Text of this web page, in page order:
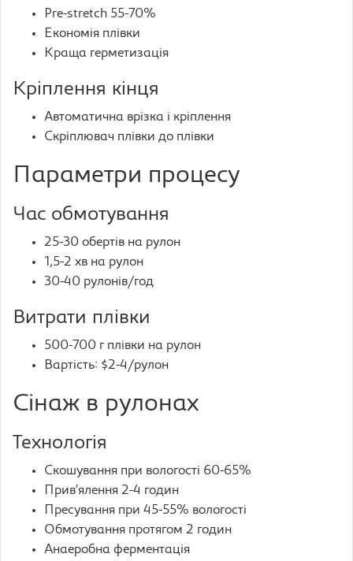
Pre-stretch 55-70%
Економія плівки
Краща герметизація
Кріплення кінця
Автоматична врізка і кріплення
Скріплювач плівки до плівки
Параметри процесу
Час обмотування
25-30 обертів на рулон
1,5-2 хв на рулон
30-40 рулонів/год
Витрати плівки
500-700 г плівки на рулон
Вартість: $2-4/рулон
Сінаж в рулонах
Технологія
Скошування при вологості 60-65%
Прив’ялення 2-4 годин
Пресування при 45-55% вологості
Обмотування протягом 2 годин
Анаеробна ферментація